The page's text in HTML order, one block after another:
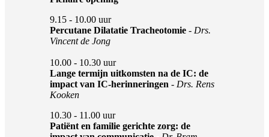
9.15 - 10.00 uur
Percutane Dilatatie Tracheotomie- Drs.
Vincent de Jong
10.00 - 10.30 uur
Lange termijn uitkomsten na de IC: de
impact van IC-herinneringen - Drs. Rens
Kooken
10.30 - 11.00 uur
Patiënt en familie gerichte zorg: de